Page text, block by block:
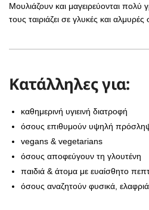
Μουλιάζουν και μαγειρεύονται
τους ταιριάζει σε γλυκές και αλμυρές
Κατάλληλες για:
καθημερινή υγιεινή διατροφή
όσους επιθυμούν υψηλή
vegans & vegetarians
όσους αποφεύγουν τη γλουτένη
παιδιά & άτομα με ευαίσθητο
όσους αναζητούν φυσικά,